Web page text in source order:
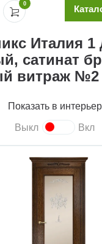
0
Италия 1
сатинат
витраж №2
Показать в
Выкл Вкл